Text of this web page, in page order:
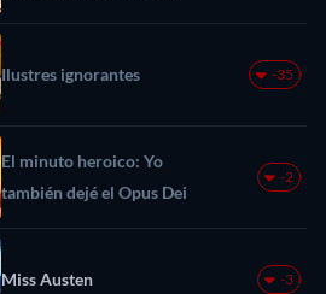
Penal Hero Unit 9004
Ilustres ignorantes -35
El minuto heroico: Yo
también dejé el Opus Dei
-2
Miss Austen -3